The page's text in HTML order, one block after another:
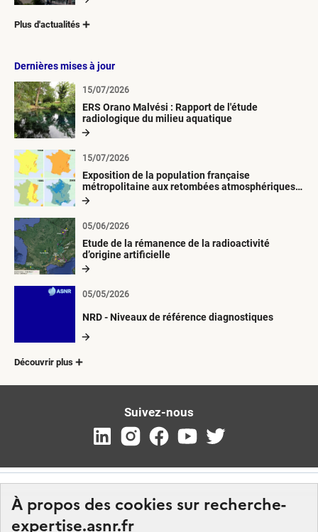
À propos des cookies sur recherche-
expertise.asnr.fr
Plus d'actualités
Dernières mises à jour
ERS Orano Malvési : Rapport de l'étude
radiologique du milieu aquatique
15/07/2026
Exposition de la population française
métropolitaine aux retombées atmosphériques
radioactives depuis 1945
15/07/2026
Etude de la rémanence de la radioactivité
d’origine artificielle
05/06/2026
NRD - Niveaux de référence diagnostiques
05/05/2026
Découvrir plus
Suivez-nous